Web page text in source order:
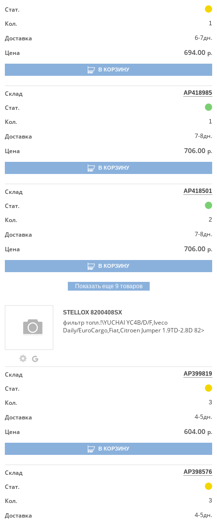
Стат.
Кол.
1
Доставка
6-7дн.
Цена
694.00 р.
В КОРЗИНУ
Склад AP418985
Стат.
Кол.
1
Доставка
7-8дн.
Цена
706.00 р.
В КОРЗИНУ
Склад AP418501
Стат.
Кол.
2
Доставка
7-8дн.
Цена
706.00 р.
В КОРЗИНУ
Показать еще 9 товаров
STELLOX 8200408SX
фильтр топл.!\YUCHAI YC4B/D/F,Iveco
Daily/EuroCargo,Fiat,Citroen Jumper 1.9TD-2.8D 82>
Склад AP399819
Стат.
Кол.
3
Доставка
4-5дн.
Цена
604.00 р.
В КОРЗИНУ
Склад AP398576
Стат.
Кол.
3
Доставка
4-5дн.